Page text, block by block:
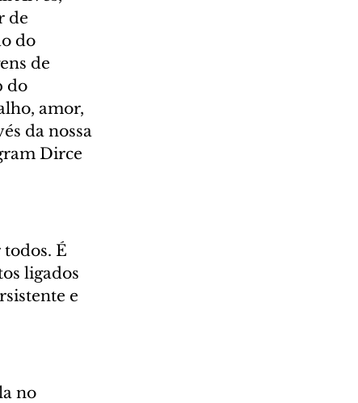
de
do
de
do
amor,
da nossa
Dirce
É
ligados
e
no